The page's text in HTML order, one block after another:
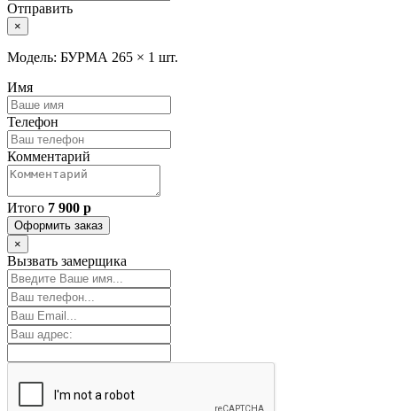
Отправить
×
Модель: БУРМА 265 × 1 шт.
Имя
Телефон
Комментарий
Итого 7 900 р
Оформить заказ
×
Вызвать замерщика